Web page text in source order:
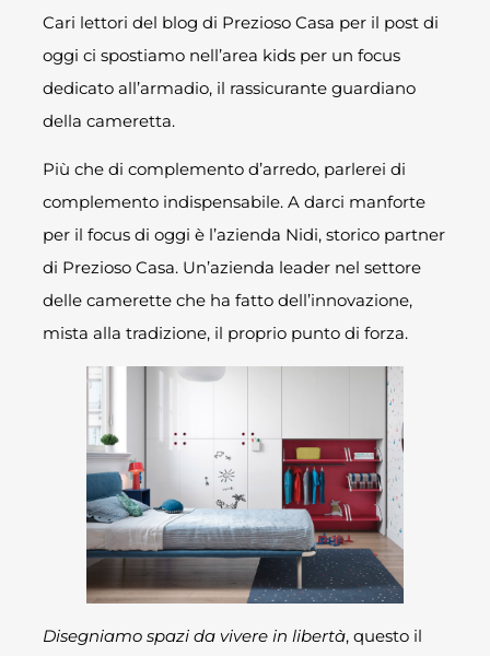
Cari lettori del blog di Prezioso Casa per il post di
oggi ci spostiamo nell’area kids per un focus
dedicato all’armadio, il rassicurante guardiano
della cameretta.
Più che di complemento d’arredo, parlerei di
complemento indispensabile. A darci manforte
per il focus di oggi è l’azienda Nidi, storico partner
di Prezioso Casa. Un’azienda leader nel settore
delle camerette che ha fatto dell’innovazione,
mista alla tradizione, il proprio punto di forza.
Disegniamo spazi da vivere in libertà, questo il